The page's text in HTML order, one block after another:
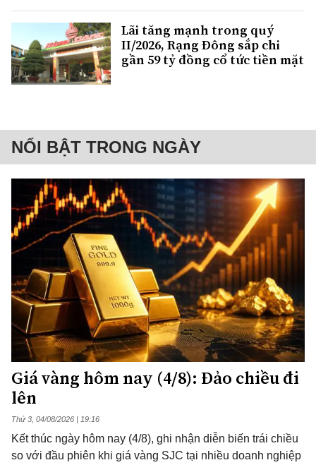
Lãi tăng mạnh trong quý
II/2026, Rạng Đông sắp chi
gần 59 tỷ đồng cổ tức tiền mặt
NỔI BẬT TRONG NGÀY
Giá vàng hôm nay (4/8): Đảo chiều đi
lên
Thứ 3, 04/08/2026 | 19:16
Kết thúc ngày hôm nay (4/8), ghi nhận diễn biến trái chiều
so với đầu phiên khi giá vàng SJC tại nhiều doanh nghiệp